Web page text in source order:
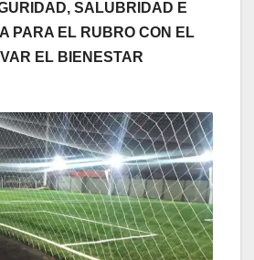
SALUBRIDAD E
PARA EL RUBRO CON EL
EL BIENESTAR